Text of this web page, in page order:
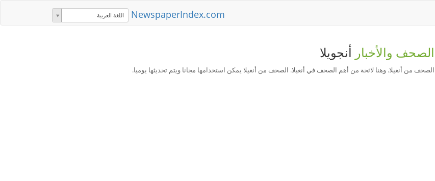
NewspaperIndex.com اللغة العربية
الصحف والأخبار أنجويلا
الصحف من أنغيلا. وهنا لائحة من أهم الصحف في أنغيلا. الصحف من أنغيلا يمكن استخدامها مجانا ويتم تحديثها يوميا.